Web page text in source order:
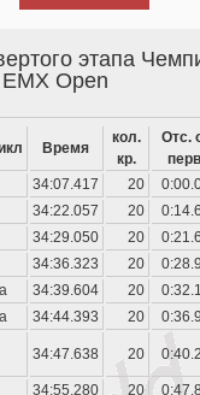
этапа
Open
Время
кол.
кр.
Отс.
34:07.417 20
34:22.057 20
34:29.050 20
34:36.323 20
34:39.604 20
34:44.393 20
34:47.638 20
34:55.280 20